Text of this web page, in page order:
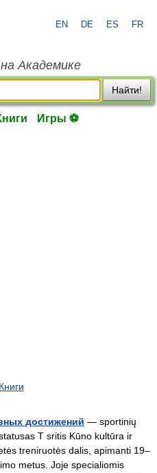
EN DE ES FR
Академике
Найти!
Игры ⚽
Книги
достижений — sportinių
T sritis Kūno kultūra ir
treniruotės dalis, apimanti 19–
metus. Joje specialiomis